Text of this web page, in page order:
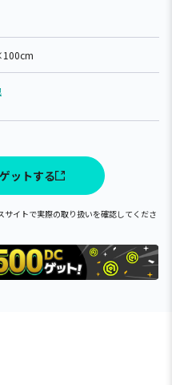
ットする
イトで実際の取り扱いを確認してくださ